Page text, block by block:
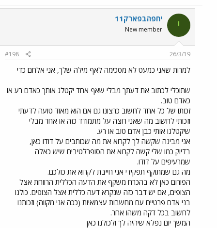
י יחפהבפארק11
New member
26/3/19
#198
למרות שאני כמעט לא מסכימה לאף מילה שלך, אני אלחם כדי
שתוכלי לכתוב את דעתך מבלי שאף אחד יקטלג אותך כאדם רע או
כאדם טוב.
זכותו של כל אחד לחשוב כרצונו גם אם הוא מאוד טועה לדעתי
וזכותי לחשוב מה שאני רוצה על מתמודד כזה או אחר מבלי
שיקטלגו אותי כבן אדם טוב או רע.
אני מבינה שקשה לך לקרוא את מה שכותבים על דודו כאן,
בדיוק כמו שלי קשה לקרוא את הסופרלטיבים שיש כאלה
שמרעיפים על דודו.
מה גם שמתוקף תפקידי אני חייבת לקרוא את כולכם.
הפורום כאן לא בהכרח משקף את הדעה הכללית הרווחת אצל
הצופים, אם יש דבר כזה שנקרא דעה כללית אצל הצופים. כולנו
בני אדם פרטיים עם מחשבות עצמאיות (ככה אני מקווה) וזכותנו
לחשוב בכל דקה משהו אחר.
המשך יום נפלא שיהיה לך ולכולנו כאן